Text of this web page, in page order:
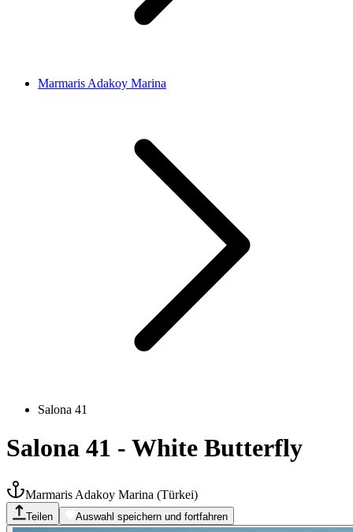
Marmaris Adakoy Marina
Salona 41
Salona 41 - White Butterfly
Marmaris Adakoy Marina (Türkei)
Teilen Auswahl speichern und fortfahren